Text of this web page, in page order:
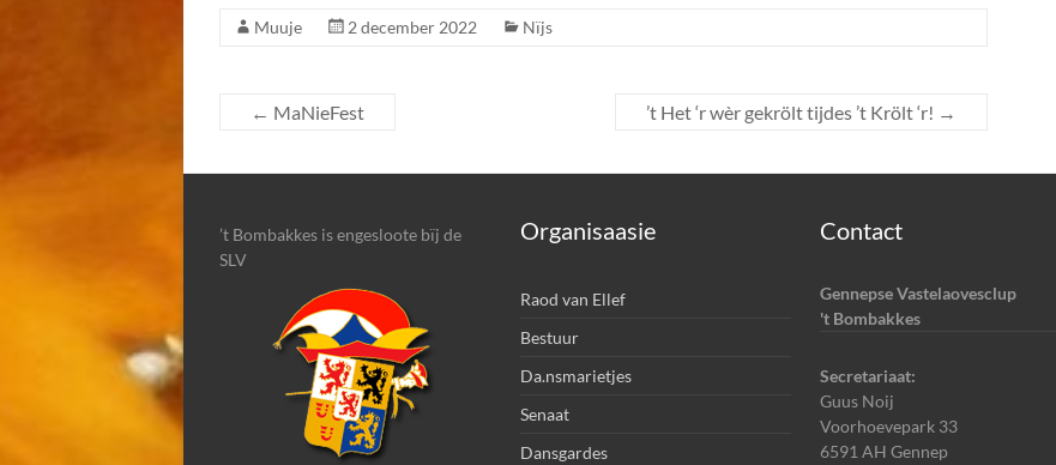
Muuje 2 december 2022 Nïjs
← MaNieFest ’t Het ‘r wèr gekrölt tijdes ’t Krölt ‘r! →
’t Bombakkes is engesloote bïj de
SLV
Organisaasie
Raod van Ellef
Bestuur
Da.nsmarietjes
Senaat
Dansgardes
Contact
Gennepse Vastelaovesclup
't Bombakkes
Secretariaat:
Guus Noij
Voorhoevepark 33
6591 AH Gennep